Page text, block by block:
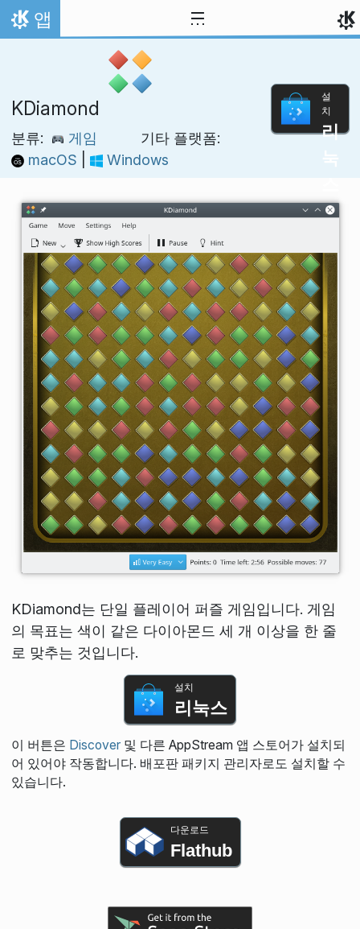
내용으로 이동
홈
앱
KDiamond
분류: 게임
기타 플랫폼:
macOS
Windows
설
치
리
KDiamond는 단일 플레이어 퍼즐 게임입니다. 게임
의 목표는 색이 같은 다이아몬드 세 개 이상을 한 줄
로 맞추는 것입니다.
설치
리눅스
이 버튼은 Discover및 다른 AppStream 앱 스토어가 설치되
어 있어야 작동합니다. 배포판 패키지 관리자로도 설치할 수
있습니다.
다운로드
Flathub